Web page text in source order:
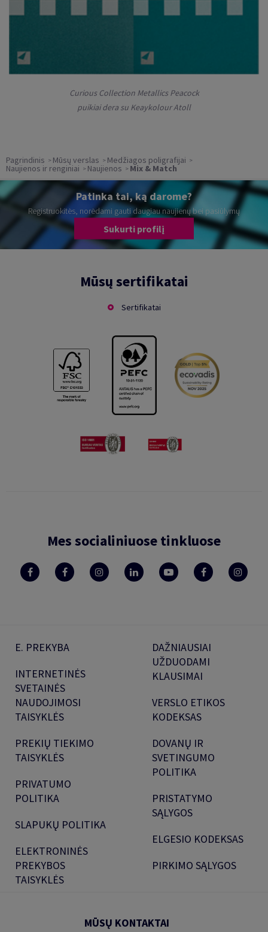
Curious Collection Metallics Peacock
puikiai dera su Keaykolour Atoll
Pagrindinis Mūsų verslas Medžiagos poligrafijai
Naujienos ir renginiai Naujienos Mix & Match
Patinka tai, ką darome?
Registruokitės, norėdami gauti daugiau naujienų bei pasiūlymų
Sukurti profilį
Mūsų sertifikatai
Sertifikatai
Mes socialiniuose tinkluose
E. PREKYBA
INTERNETINĖS
SVETAINĖS
NAUDOJIMOSI
TAISYKLĖS
PREKIŲ TIEKIMO
TAISYKLĖS
PRIVATUMO
POLITIKA
SLAPUKŲ POLITIKA
ELEKTRONINĖS
PREKYBOS
TAISYKLĖS
DAŽNIAUSIAI
UŽDUODAMI
KLAUSIMAI
VERSLO ETIKOS
KODEKSAS
DOVANŲ IR
SVETINGUMO
POLITIKA
PRISTATYMO
SĄLYGOS
ELGESIO KODEKSAS
PIRKIMO SĄLYGOS
MŪSŲ KONTAKTAI